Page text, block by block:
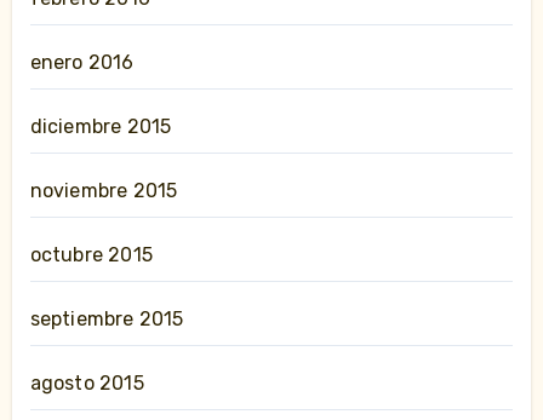
enero 2016
diciembre 2015
noviembre 2015
octubre 2015
septiembre 2015
agosto 2015